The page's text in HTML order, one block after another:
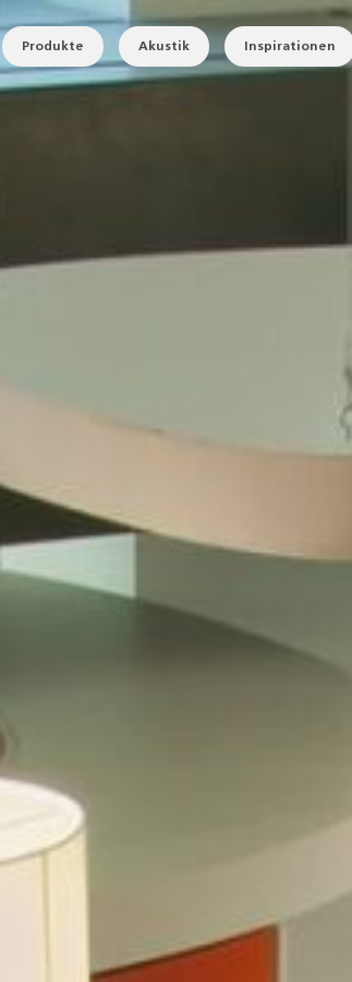
Produkte Akustik Inspirationen